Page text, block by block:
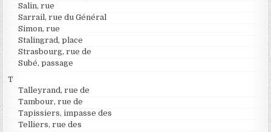
Salin, rue
Sarrail, rue du Général
Simon, rue
Stalingrad, place
Strasbourg, rue de
Subé, passage
T
Talleyrand, rue de
Tambour, rue de
Tapissiers, impasse des
Telliers, rue des